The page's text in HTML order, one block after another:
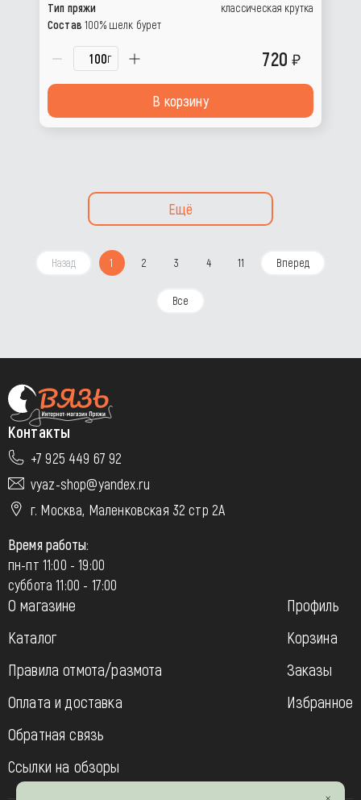
Тип пряжи
классическая крутка
Состав 100% шелк бурет
г 720
В корзину
Ещё
Назад 1 2 3 4 11 Вперед
Все
Контакты
+7 925 449 67 92
vyaz-shop@yandex.ru
г. Москва, Маленковская 32 стр 2А
Время работы:
пн-пт 11:00 - 19:00
суббота 11:00 - 17:00
О магазине
Каталог
Правила отмота/размота
Оплата и доставка
Обратная связь
Ссылки на обзоры
Профиль
Корзина
Заказы
Избранное